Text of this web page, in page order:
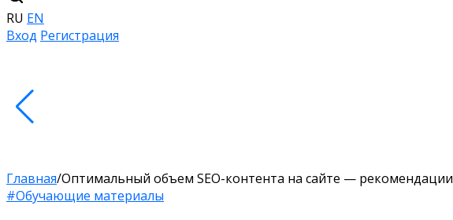
RU EN
Вход Регистрация
Главная/Оптимальный объем SEO-контента на сайте — рекомендации
#Обучающие материалы